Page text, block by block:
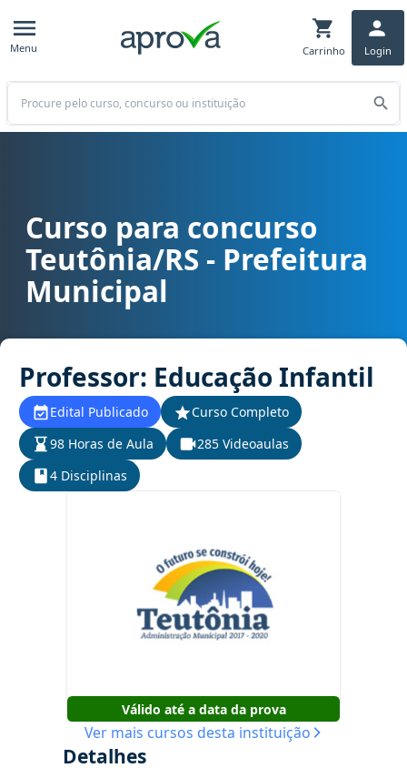
Menu Carrinho Login
Buscar
Curso para concurso Teutônia/RS - Prefeitura Municipal cargo
Curso para concurso
Teutônia/RS - Prefeitura
Municipal
Professor: Educação Infantil
Edital Publicado
Curso Completo
98 Horas de Aula
285 Videoaulas
4 Disciplinas
Válido até a data da prova
Ver mais cursos desta instituição
Detalhes